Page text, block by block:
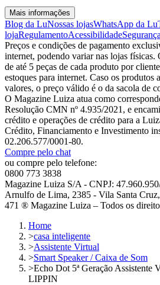
Mais informações
Blog da LuNossas lojasWhatsApp da Lu
lojaRegulamentoAcessibilidade
Preços e condições de pagamento
internet, podendo variar nas lojas físicas.
de até 5 peças de cada produto por
estoques para internet. Caso os produtos
valores, o preço válido é o da sacola de
O Magazine Luiza atua como
Resolução CMN nº 4.935/2021, e
crédito e operações de crédito para a
Crédito, Financiamento e Investimento
02.206.577/0001-80.
Compre pelo chat
ou compre pelo telefone:
0800 773 3838
Magazine Luiza S/A - CNPJ:
Arnulfo de Lima, 2385 - Vila Santa
471 ® Magazine Luiza – Todos os
Home
>casa inteligente
>Assistente Virtual
>Smart Speaker / Caixa de Som
>Echo Dot 5ª Geração Assistente
LIPPIN